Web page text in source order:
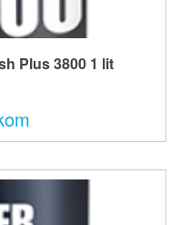
Plus 3800 1 lit